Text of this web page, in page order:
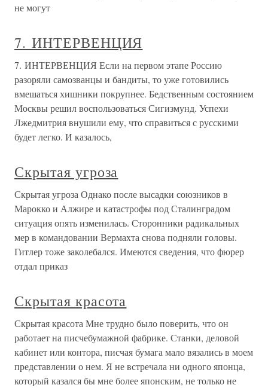
не могут
7. ИНТЕРВЕНЦИЯ
7. ИНТЕРВЕНЦИЯ Если на первом этапе Россию
разоряли самозванцы и бандиты, то уже готовились
вмешаться хишники покрупнее. Бедственным состоянием
Москвы решил воспользоваться Сигизмунд. Успехи
Лжедмитрия внушили ему, что справиться с русскими
будет легко. И казалось,
Скрытая угроза
Скрытая угроза Однако после высадки союзников в
Марокко и Алжире и катастрофы под Сталинградом
ситуация опять изменилась. Сторонники радикальных
мер в командовании Вермахта снова подняли головы.
Гитлер тоже заколебался. Имеются сведения, что фюрер
отдал приказ
Скрытая красота
Скрытая красота Мне трудно было поверить, что он
работает на писчебумажной фабрике. Станки, деловой
кабинет или контора, писчая бумага мало вязались в моем
представлении о нем. Я не встречала ни одного японца,
который казался бы мне более японским, не только не